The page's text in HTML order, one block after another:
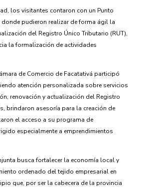
los visitantes contaron con un Punto
donde pudieron realizar de forma ágil la
del Registro Único Tributario (RUT),
la formalización de actividades
de Comercio de Facatativá participó
atención personalizada sobre servicios
renovación y actualización del Registro
brindaron asesoría para la creación de
el acceso a su programa de
especialmente a emprendimientos
busca fortalecer la economía local y
ordenado del tejido empresarial en
que, por ser la cabecera de la provincia